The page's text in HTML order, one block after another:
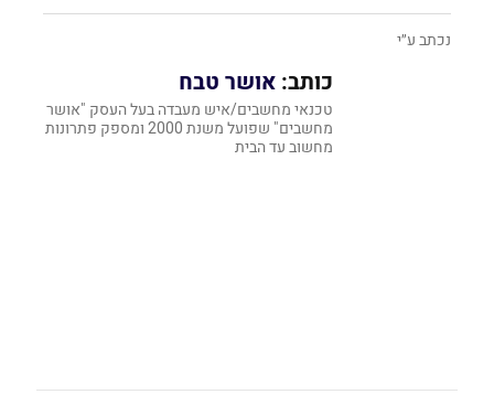
נכתב ע״י
כותב: אושר טבח
טכנאי מחשבים/איש מעבדה בעל העסק "אושר
מחשבים" שפועל משנת 2000 ומספק פתרונות
מחשוב עד הבית